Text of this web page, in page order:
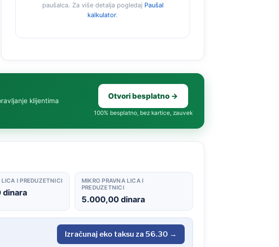
paušalca. Za više detalja pogledaj Paušal
kalkulator.
klijentima
Otvori besplatno →
100% besplatno, bez kartice, zauvek
I PREDUZETNICI
MIKRO PRAVNA LICA I
PREDUZETNICI
5.000,00 dinara
Izračunaj eko taksu za 56.30 →